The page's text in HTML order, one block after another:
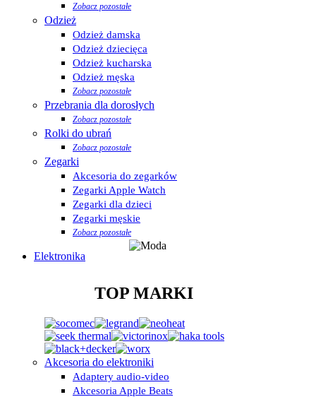
Zobacz pozostałe
Odzież
Odzież damska
Odzież dziecięca
Odzież kucharska
Odzież męska
Zobacz pozostałe
Przebrania dla dorosłych
Zobacz pozostałe
Rolki do ubrań
Zobacz pozostałe
Zegarki
Akcesoria do zegarków
Zegarki Apple Watch
Zegarki dla dzieci
Zegarki męskie
Zobacz pozostałe
Elektronika
TOP MARKI
Akcesoria do elektroniki
Adaptery audio-video
Akcesoria Apple Beats